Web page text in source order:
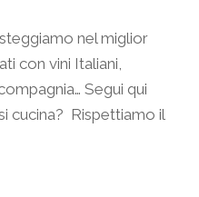
nel miglior
con vini Italiani,
Segui qui
cucina? Rispettiamo il